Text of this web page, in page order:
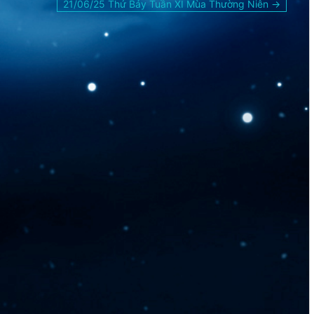
21/06/25 Thứ Bảy Tuần XI Mùa Thường Niên →